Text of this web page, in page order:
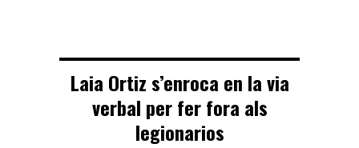
Laia Ortiz s’enroca en la via
verbal per fer fora als
legionarios